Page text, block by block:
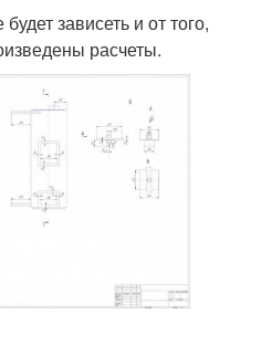
зависеть и от того,
расчеты.